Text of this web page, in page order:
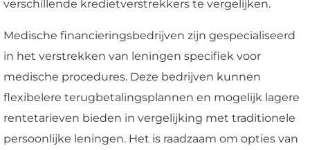
verschillende kredietverstrekkers te vergelijken.
Medische financieringsbedrijven zijn gespecialiseerd
in het verstrekken van leningen specifiek voor
medische procedures. Deze bedrijven kunnen
flexibelere terugbetalingsplannen en mogelijk lagere
rentetarieven bieden in vergelijking met traditionele
persoonlijke leningen. Het is raadzaam om opties van